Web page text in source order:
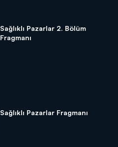
Sağlıklı Pazarlar 2. Bölüm
Fragmanı
Sağlıklı Pazarlar Fragmanı